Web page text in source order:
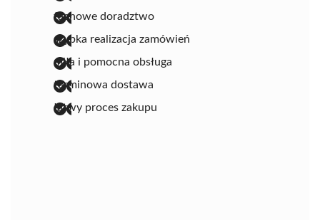
fachowe doradztwo
szybka realizacja zamówień
miła i pomocna obsługa
terminowa dostawa
łatwy proces zakupu